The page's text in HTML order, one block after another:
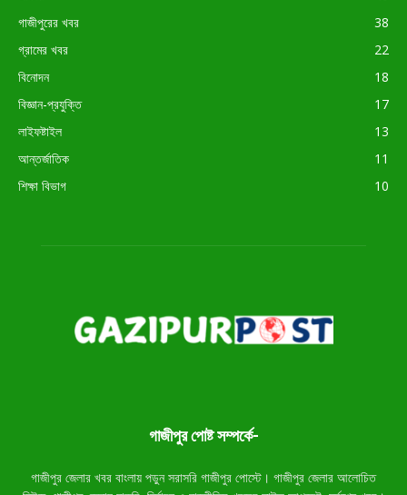
গাজীপুরের খবর
38
গ্রামের খবর
22
বিনোদন
18
বিজ্ঞান-প্রযুক্তি
17
লাইফষ্টাইল
13
আন্তর্জাতিক
11
শিক্ষা বিভাগ
10
গাজীপুর পোষ্ট সম্পর্কে-
গাজীপুর জেলার খবর বাংলায় পড়ুন সরাসরি গাজীপুর পোস্টে। গাজীপুর জেলার আলোচিত